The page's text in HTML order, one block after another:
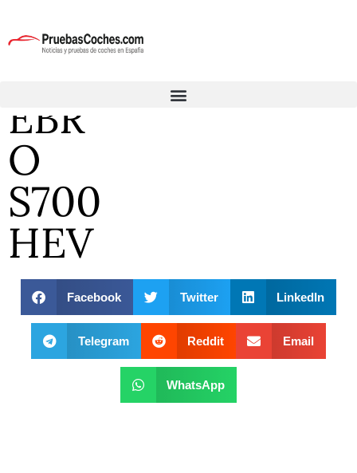
EBR
O
S700
HEV
Facebook Twitter LinkedIn
Telegram Reddit Email
WhatsApp